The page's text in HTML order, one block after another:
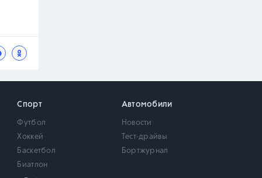
Спорт
Футбол
Хоккей
Баскетбол
Биатлон
Автомобили
Новости
Тест-драйвы
Бортжурнал